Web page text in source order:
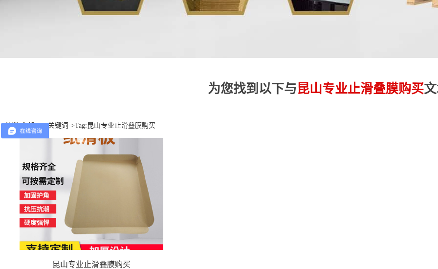
为您找到以下与昆山专业止滑叠膜购买
位置: 全部TAG关键词 ->Tag:昆山专业止滑叠膜购买
昆山专业止滑叠膜购买